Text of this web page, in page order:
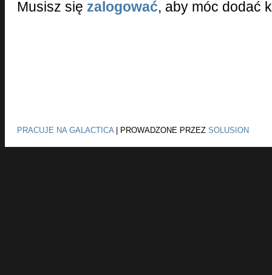
Musisz się zalogować, aby móc dodać
PRACUJE NA GALACTICA| PROWADZONE PRZEZ SOLUSION